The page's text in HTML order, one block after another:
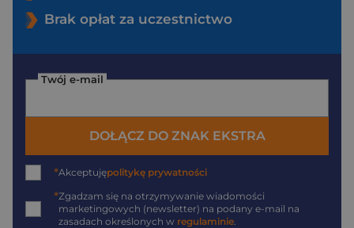
Brak opłat za uczestnictwo
Twój e-mail
DOŁĄCZ DO ZNAK EKSTRA
*Akceptujępolitykę prywatności
*Zgadzam się na otrzymywanie wiadomości
marketingowych (newsletter) na podany e-mail na
zasadach określonych w regulaminie.